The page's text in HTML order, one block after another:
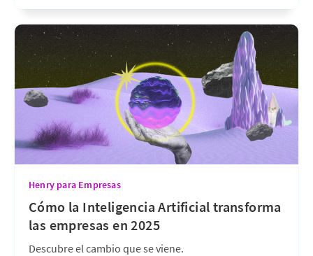
Henry para Empresas
Cómo la Inteligencia Artificial transforma
las empresas en 2025
Descubre el cambio que se viene.